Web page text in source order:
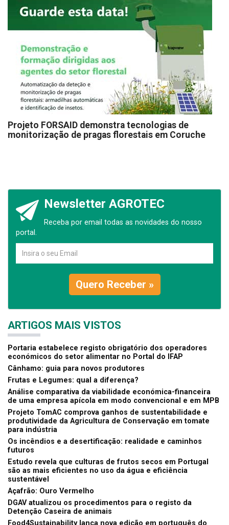
Projeto FORSAID demonstra tecnologias de
monitorização de pragas florestais em Coruche
Newsletter AGROTEC
Receba por email todas as novidades do nosso
portal.
Quero Receber »
ARTIGOS MAIS VISTOS
Portaria estabelece registo obrigatório dos operadores
económicos do setor alimentar no Portal do IFAP
Cânhamo: guia para novos produtores
Frutas e Legumes: qual a diferença?
Análise comparativa da viabilidade económica-financeira
de uma empresa apícola em modo convencional e em MPB
Projeto TomAC comprova ganhos de sustentabilidade e
produtividade da Agricultura de Conservação em tomate
para indústria
Os incêndios e a desertificação: realidade e caminhos
futuros
Estudo revela que culturas de frutos secos em Portugal
são as mais eficientes no uso da água e eficiência
sustentável
Açafrão: Ouro Vermelho
DGAV atualizou os procedimentos para o registo da
Detenção Caseira de animais
Food4Sustainability lança nova edição em português do